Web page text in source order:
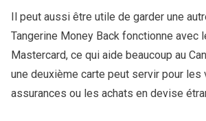
Il peut aussi être utile de garder une
Tangerine Money Back fonctionne avec
Mastercard, ce qui aide beaucoup au
une deuxième carte peut servir pour les
assurances ou les achats en devise